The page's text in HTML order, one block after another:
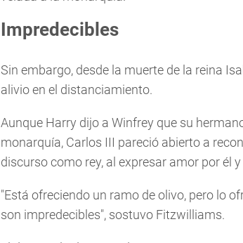
Impredecibles
Sin embargo, desde la muerte de la reina
alivio en el distanciamiento.
Aunque Harry dijo a Winfrey que su
monarquía, Carlos III pareció abierto a
discurso como rey, al expresar amor por él
"Está ofreciendo un ramo de olivo, pero lo
son impredecibles", sostuvo Fitzwilliams.